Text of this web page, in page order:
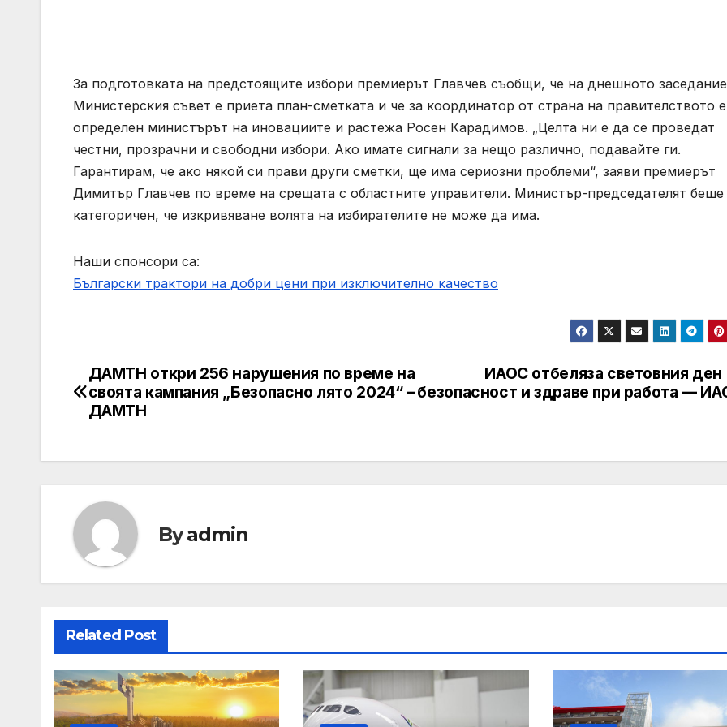
За подготовката на предстоящите избори премиерът Главчев съобщи, че на днешното
Министерския съвет е приета план-сметката и че за координатор от страна на правителството е
определен министърът на иновациите и растежа Росен Карадимов. „Целта ни е да се проведат
честни, прозрачни и свободни избори. Ако имате сигнали за нещо различно, подавайте ги.
Гарантирам, че ако някой си прави други сметки, ще има сериозни проблеми“, заяви премиерът
Димитър Главчев по време на срещата с областните управители. Министър-председателят беше
категоричен, че изкривяване волята на избирателите не може да има.
Наши спонсори са:
Български трактори на добри цени при изключително качество
Post
navigation
ИАОС отбеляза световния ден
безопасност и здраве при работа —
ДАМТН откри 256 нарушения по време на
своята кампания „Безопасно лято 2024“ –
ДАМТН
Byadmin
Related Post